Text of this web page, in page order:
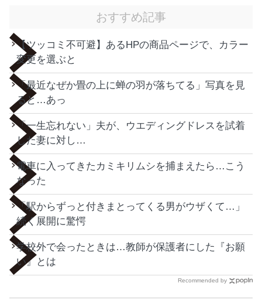
おすすめ記事
【ツッコミ不可避】あるHPの商品ページで、カラー
変更を選ぶと
「最近なぜか畳の上に蝉の羽が落ちてる」写真を見
ると…あっ
「一生忘れない」夫が、ウエディングドレスを試着
した妻に対し…
電車に入ってきたカミキリムシを捕まえたら…こう
なった
「駅からずっと付きまとってくる男がウザくて…」
続く展開に驚愕
学校外で会ったときは…教師が保護者にした『お願
い』とは
Recommended by